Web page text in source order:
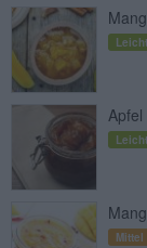
Leicht
Leicht
Mittel